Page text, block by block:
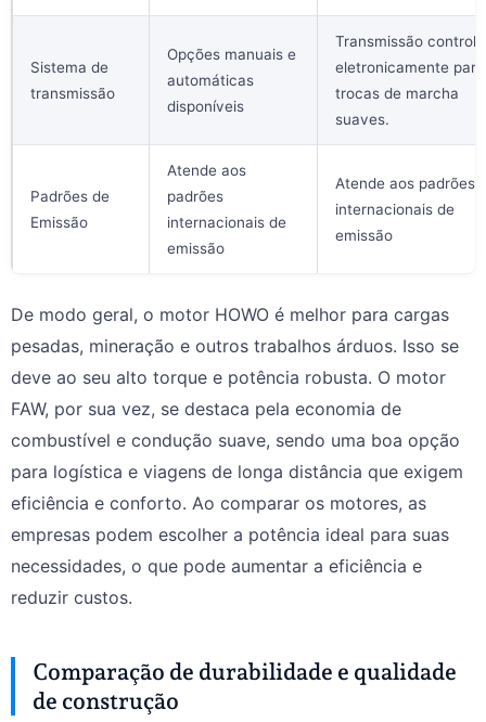
Sistema de
transmissão
Opções manuais e
automáticas
disponíveis
Transmissão
eletronicamente para
trocas de marcha
suaves.
Padrões de
Emissão
Atende aos
padrões
internacionais de
emissão
Atende aos padrões
internacionais de
emissão
De modo geral, o motor HOWO é melhor para cargas
pesadas, mineração e outros trabalhos árduos. Isso se
deve ao seu alto torque e potência robusta. O motor
FAW, por sua vez, se destaca pela economia de
combustível e condução suave, sendo uma boa opção
para logística e viagens de longa distância que exigem
eficiência e conforto. Ao comparar os motores, as
empresas podem escolher a potência ideal para suas
necessidades, o que pode aumentar a eficiência e
reduzir custos.
Comparação de durabilidade e qualidade
de construção